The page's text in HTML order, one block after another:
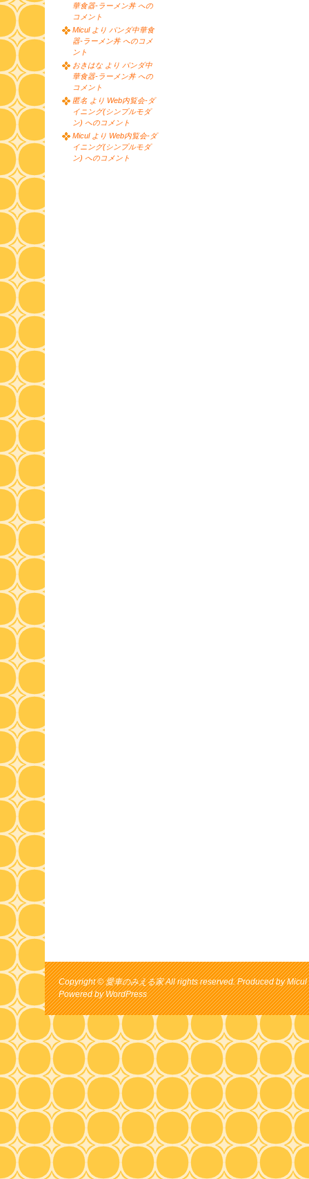
華食器-ラーメン丼 への
コメント
Micul より パンダ中華食
器-ラーメン丼 へのコメ
ント
おきはな より パンダ中
華食器-ラーメン丼 への
コメント
匿名 より Web内覧会-ダ
イニング(シンプルモダ
ン) へのコメント
Micul より Web内覧会-ダ
イニング(シンプルモダ
ン) へのコメント
Copyright © 愛車のみえる家 All rights reserved. Produced by Micul
Powered byWordPress